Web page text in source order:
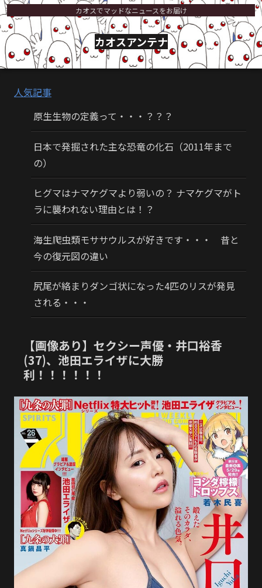
カオスでマッドなニュースをお届け
カオスアンテナ
人気記事
原生生物の定義って・・・？？？
日本で発掘された主な恐竜の化石（2011年まで
の）
ヒグマはナマケグマより弱いの？ ナマケグマがト
ラに襲われない理由とは！？
海生爬虫類モササウルスが好きです・・・ 昔と
今の復元図の違い
尻尾が絡まりダンゴ状になった4匹のリスが発見
される・・・
【画像あり】セクシー声優・井口裕香
(37)、池田エライザに大勝
利！！！！！！